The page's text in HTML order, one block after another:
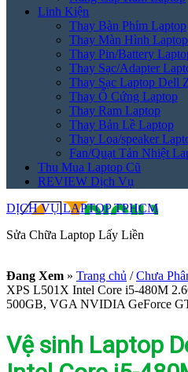
Linh Kiện
Thay Bàn Phím Laptop
Thay Màn Hình Laptop
Thay Pin/Battery
Thay Sạc/Adapter
Thay Sạc Laptop Dell
Thay Ổ Cứng Laptop
Thay Ram Laptop
Thay Bản Lề Laptop
Thay Loa/speaker
Fan/Quạt Tản Nhiệt
Thu Mua Laptop Cũ
REVIEW Dịch Vụ
DỊCH VỤ LAPTOP TPHCM
Sửa Chữa Laptop Lấy Liền
Đang Xem » Trang chủ / Chưa
XPS L501X Intel Core i5-480M
500GB, VGA NVIDIA GeForce
Vệ sinh Laptop